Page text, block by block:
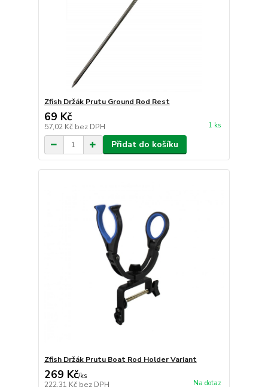
Zfish Držák Prutu Ground Rod Rest
69 Kč
57,02 Kč bez DPH 1 ks
Přidat do košíku
Zfish Držák Prutu Boat Rod Holder Variant
269 Kč/ks
222,31 Kč bez DPH Na dotaz